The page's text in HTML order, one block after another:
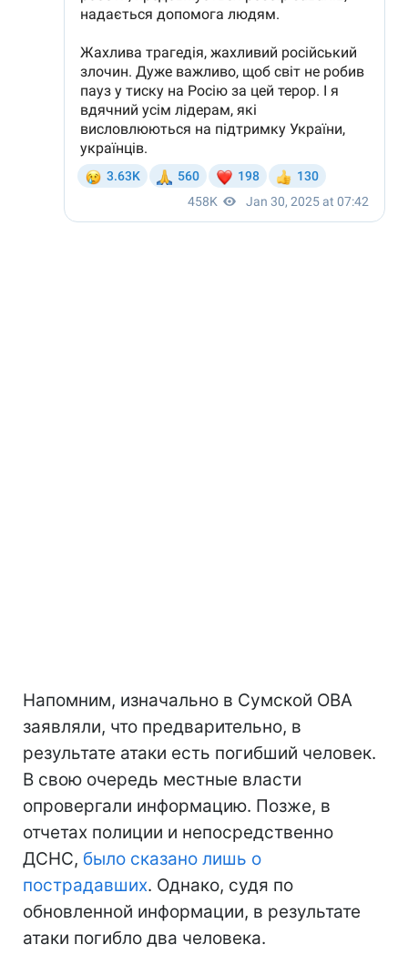
Напомним, изначально в Сумской ОВА
заявляли, что предварительно, в
результате атаки есть погибший человек.
В свою очередь местные власти
опровергали информацию. Позже, в
отчетах полиции и непосредственно
ДСНС, было сказано лишь о
пострадавших. Однако, судя по
обновленной информации, в результате
атаки погибло два человека.